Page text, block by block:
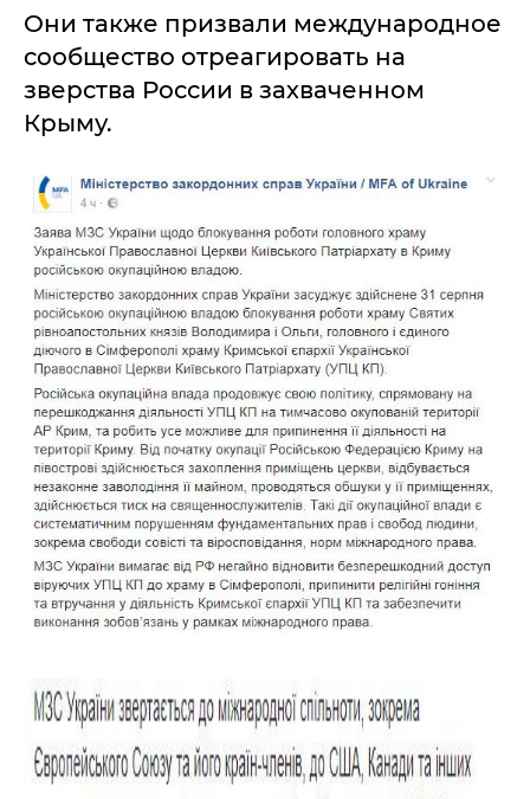
Они также призвали международное
сообщество отреагировать на
зверства России в захваченном
Крыму.